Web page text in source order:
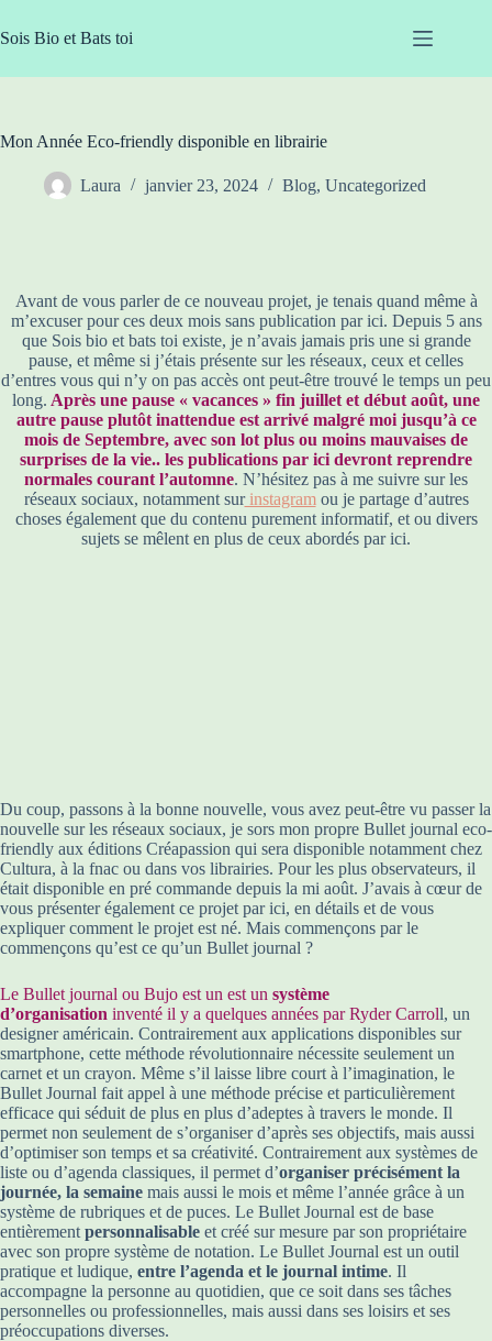
au
contenu
Sois Bio et Bats toi
Mon Année Eco-friendly disponible en librairie
Laura janvier 23, 2024 Blog, Uncategorized
Avant de vous parler de ce nouveau projet, je tenais quand même à
m’excuser pour ces deux mois sans publication par ici. Depuis 5 ans
que Sois bio et bats toi existe, je n’avais jamais pris une si grande
pause, et même si j’étais présente sur les réseaux, ceux et celles
d’entres vous qui n’y on pas accès ont peut-être trouvé le temps un peu
long. Après une pause « vacances » fin juillet et début août, une
autre pause plutôt inattendue est arrivé malgré moi jusqu’à ce
mois de Septembre, avec son lot plus ou moins mauvaises de
surprises de la vie.. les publications par ici devront reprendre
normales courant l’automne. N’hésitez pas à me suivre sur les
réseaux sociaux, notamment surinstagramou je partage d’autres
choses également que du contenu purement informatif, et ou divers
sujets se mêlent en plus de ceux abordés par ici.
Du coup, passons à la bonne nouvelle, vous avez peut-être vu passer la
nouvelle sur les réseaux sociaux, je sors mon propre Bullet journal eco-
friendly aux éditions Créapassion qui sera disponible notamment chez
Cultura, à la fnac ou dans vos librairies. Pour les plus observateurs, il
était disponible en pré commande depuis la mi août. J’avais à cœur de
vous présenter également ce projet par ici, en détails et de vous
expliquer comment le projet est né. Mais commençons par le
commençons qu’est ce qu’un Bullet journal ?
Le Bullet journal ou Bujo est un est un système
d’organisation inventé il y a quelques années par Ryder Carroll, un
designer américain. Contrairement aux applications disponibles sur
smartphone, cette méthode révolutionnaire nécessite seulement un
carnet et un crayon. Même s’il laisse libre court à l’imagination, le
Bullet Journal fait appel à une méthode précise et particulièrement
efficace qui séduit de plus en plus d’adeptes à travers le monde. Il
permet non seulement de s’organiser d’après ses objectifs, mais aussi
d’optimiser son temps et sa créativité. Contrairement aux systèmes de
liste ou d’agenda classiques, il permet d’organiser précisément la
journée, la semaine mais aussi le mois et même l’année grâce à un
système de rubriques et de puces. Le Bullet Journal est de base
entièrement personnalisable et créé sur mesure par son propriétaire
avec son propre système de notation. Le Bullet Journal est un outil
pratique et ludique, entre l’agenda et le journal intime. Il
accompagne la personne au quotidien, que ce soit dans ses tâches
personnelles ou professionnelles, mais aussi dans ses loisirs et ses
préoccupations diverses.